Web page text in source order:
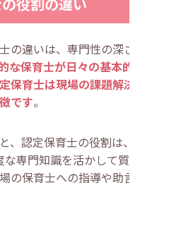
役割の違い
の違いは、専門性の深さと役
な保育士が日々の基本的な保
保育士は現場の課題解決や後
です。
、認定保育士の役割は、実
専門知識を活かして質の高
の保育士への指導や助言も行